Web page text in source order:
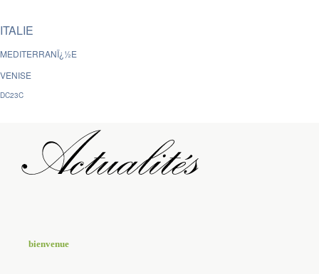
ITALIE
MEDITERRANÏ¿½E
VENISE
DC23C
bienvenue